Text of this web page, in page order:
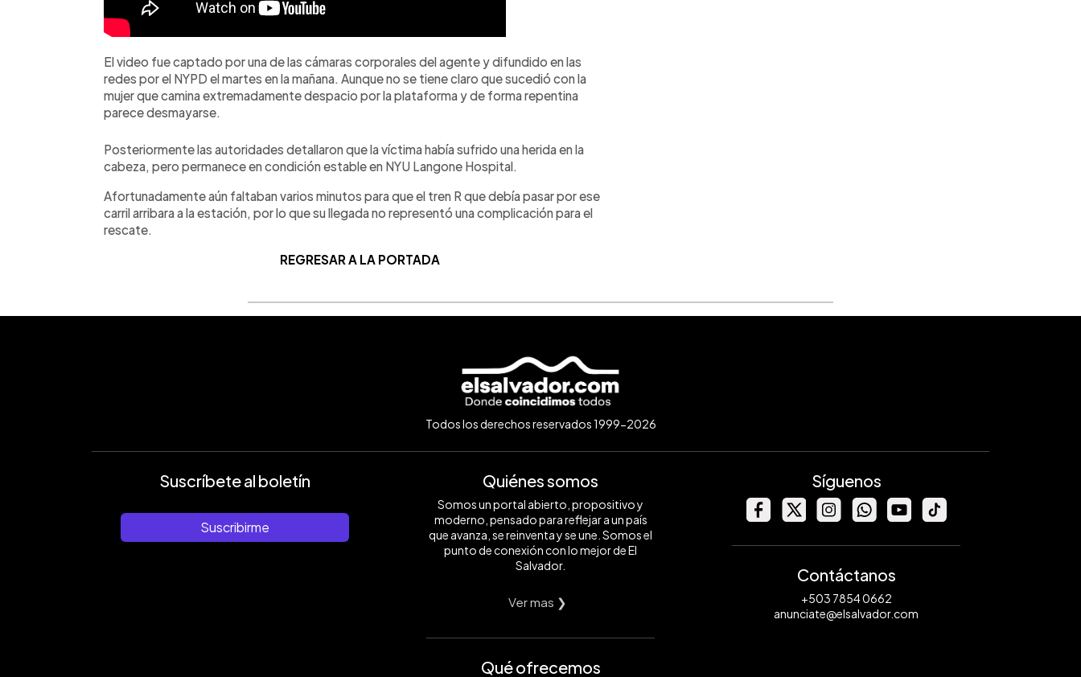
El video fue captado por una de las cámaras corporales del agente y difundido en las
redes por el NYPD el martes en la mañana. Aunque no se tiene claro que sucedió con la
mujer que camina extremadamente despacio por la plataforma y de forma repentina
parece desmayarse.
Posteriormente las autoridades detallaron que la víctima había sufrido una herida en la
cabeza, pero permanece en condición estable en NYU Langone Hospital.
Afortunadamente aún faltaban varios minutos para que el tren R que debía pasar por ese
carril arribara a la estación, por lo que su llegada no representó una complicación para el
rescate.
REGRESAR A LA PORTADA
Todos los derechos reservados 1999-2026
Suscríbete al boletín
Suscribirme
Quiénes somos
Somos un portal abierto, propositivo y
moderno, pensado para reflejar a un país
que avanza, se reinventa y se une. Somos el
punto de conexión con lo mejor de El
Salvador.
Ver mas ❯
Qué ofrecemos
Síguenos
Contáctanos
+503 7854 0662
anunciate@elsalvador.com